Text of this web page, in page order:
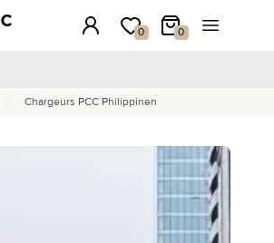
Anmeldung
0
Meine Wunschliste
0
Mein Warenkorb
Menü
/ Chargeurs PCC Philippinen